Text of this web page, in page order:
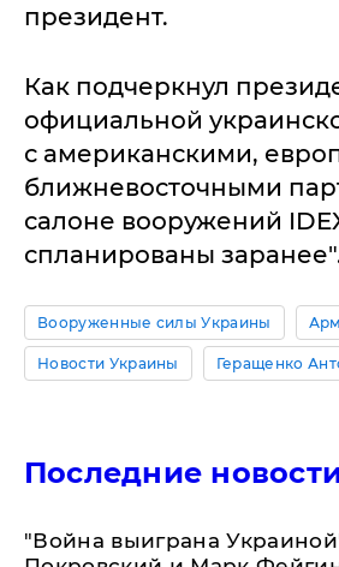
президент.
Как подчеркнул
официальной
с американскими,
ближневосточными
салоне вооружений
спланированы
Вооруженные силы Украины
Новости Украины Геращенко
Последние
"Война выиграна